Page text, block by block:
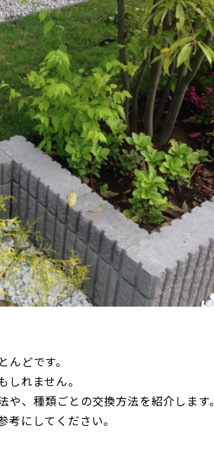
どです。
れません。
、種類ごとの交換方法を紹介します。
にしてください。